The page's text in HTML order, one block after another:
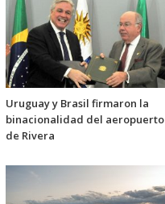
Uruguay y Brasil firmaron la
binacionalidad del aeropuerto
de Rivera